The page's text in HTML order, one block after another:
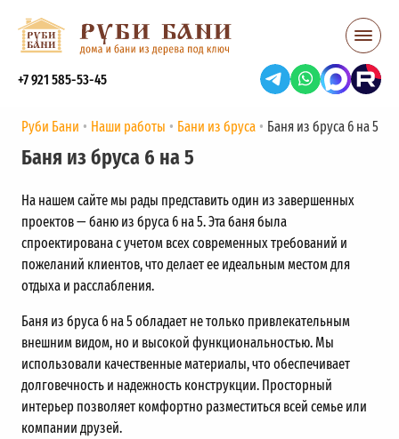
+7 921 585-53-45
Руби Бани Наши работы Бани из бруса Баня из бруса 6 на 5
Баня из бруса 6 на 5
На нашем сайте мы рады представить один из завершенных
проектов — баню из бруса 6 на 5. Эта баня была
спроектирована с учетом всех современных требований и
пожеланий клиентов, что делает ее идеальным местом для
отдыха и расслабления.
Баня из бруса 6 на 5 обладает не только привлекательным
внешним видом, но и высокой функциональностью. Мы
использовали качественные материалы, что обеспечивает
долговечность и надежность конструкции. Просторный
интерьер позволяет комфортно разместиться всей семье или
компании друзей.